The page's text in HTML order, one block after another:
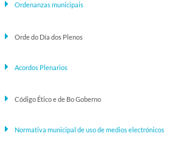
Ordenanzas municipais
Orde do Día dos Plenos
Acordos Plenarios
Código Ético e de Bo Goberno
Normativa municipal de uso de medios electrónicos